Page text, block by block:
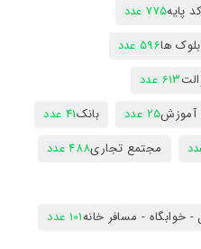
پایه775 عدد
ها596 عدد
613 عدد
آموزش25 عدد بانک41 عدد
مجتمع تجاری488 عدد
- مسافر خانه101 عدد